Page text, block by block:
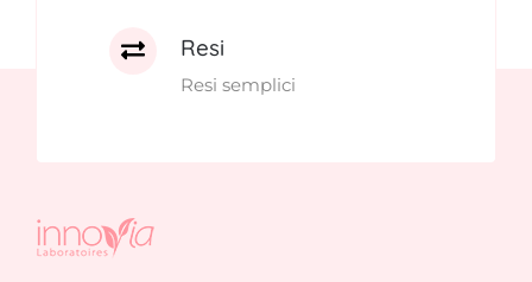
Resi
Resi semplici